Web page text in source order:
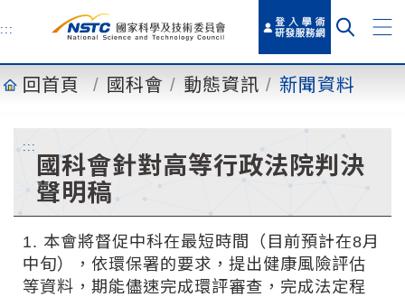
主
容
:::
回首頁 國科會 動態資訊 新聞資料
:::
國科會針對高等行政法院判決
聲明稿
1. 本會將督促中科在最短時間（目前預計在8月
中旬），依環保署的要求，提出健康風險評估
等資料，期能儘速完成環評審查，完成法定程